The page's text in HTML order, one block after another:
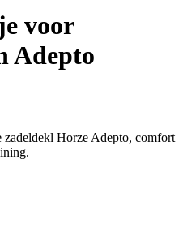
voor
Adepto
zadeldekl Horze Adepto, comfort